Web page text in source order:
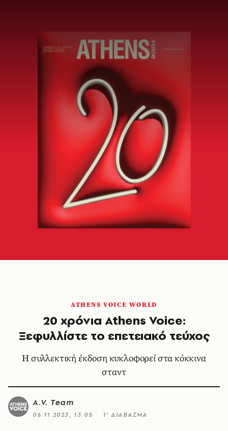
ATHENS VOICE WORLD
20 χρόνια Athens Voice:
Ξεφυλλίστε το επετειακό τεύχος
Η συλλεκτική έκδοση κυκλοφορεί στα κόκκινα
σταντ
A.V. Team
06.11.2023, 13:05 1’ ΔΙΑΒΑΣΜΑ